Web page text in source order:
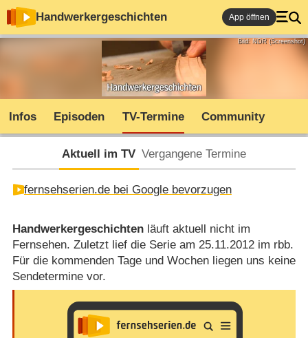
Handwerkergeschichten App öffnen
Bild: NDR (Screenshot)
Infos Episoden TV-Termine Community
Aktuell im TV Vergangene Termine
fernsehserien.de bei Google bevorzugen
Handwerkergeschichtenläuft aktuell nicht im
Fernsehen. Zuletzt lief die Serie am 25.11.2012 im rbb.
Für die kommenden Tage und Wochen liegen uns keine
Sendetermine vor.